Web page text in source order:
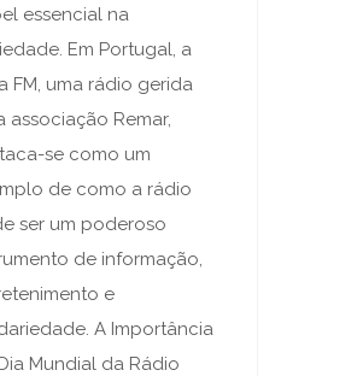
essencial na
Em Portugal, a
FM, uma rádio gerida
associação Remar,
se como um
de como a rádio
ser um poderoso
de informação,
e
A Importância
Mundial da Rádio